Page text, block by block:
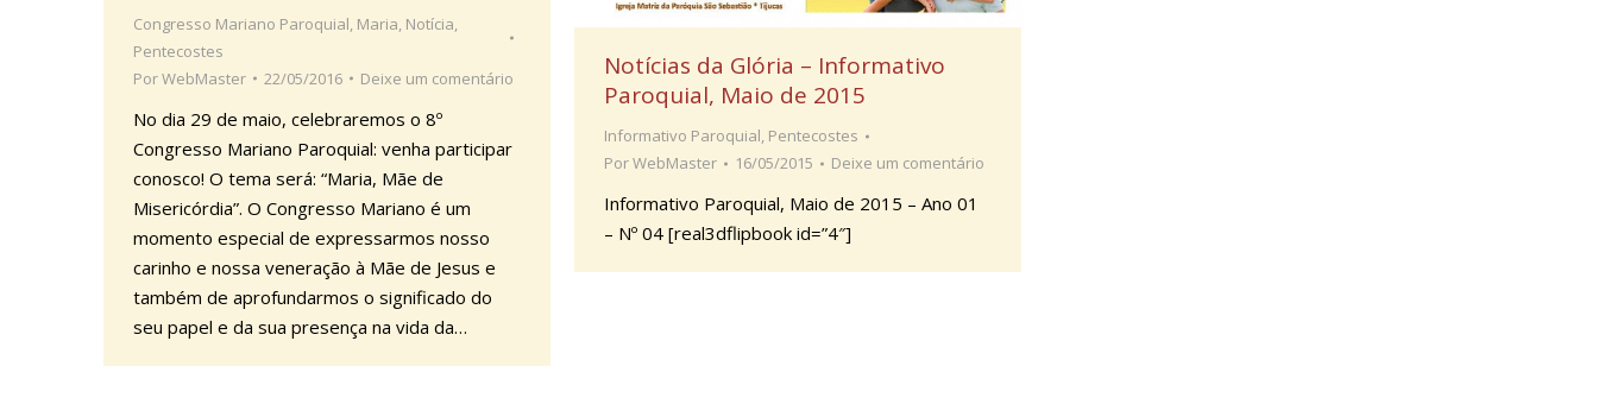
Congresso Mariano Paroquial Maria Notícia
Pentecostes
PorWebMaster 22/05/2016 Deixe um comentário
No dia 29 de maio, celebraremos o 8º
Congresso Mariano Paroquial: venha participar
conosco! O tema será: “Maria, Mãe de
Misericórdia”. O Congresso Mariano é um
momento especial de expressarmos nosso
carinho e nossa veneração à Mãe de Jesus e
também de aprofundarmos o significado do
seu papel e da sua presença na vida da…
Notícias da Glória – Informativo
Paroquial, Maio de 2015
Informativo Paroquial, Pentecostes
PorWebMaster 16/05/2015 Deixe um comentário
Informativo Paroquial, Maio de 2015 – Ano 01
– Nº 04 [real3dflipbook id=”4″]